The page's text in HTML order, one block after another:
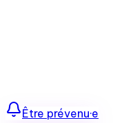
Être prévenu·e